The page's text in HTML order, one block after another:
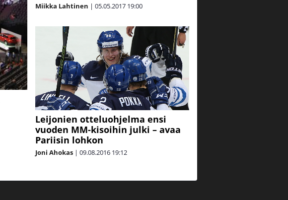
Miikka Lahtinen | 05.05.2017 19:00
Leijonien otteluohjelma ensi
vuoden MM-kisoihin julki – avaa
Pariisin lohkon
Joni Ahokas | 09.08.2016 19:12